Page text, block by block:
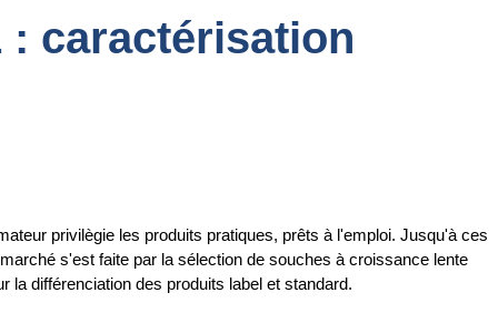
: caractérisation
privilègie les produits pratiques, prêts à l'emploi. Jusqu'à ces
s'est faite par la sélection de souches à croissance lente
la différenciation des produits label et standard.